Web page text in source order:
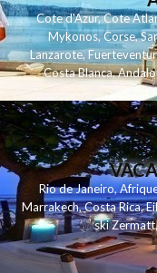
Cote d'Azur,Cote
Mykonos,Corse,
Lanzarote,
Costa Blanca,
Rio de Janeiro,
Marrakech,Costa Rica,
ski Zermatt